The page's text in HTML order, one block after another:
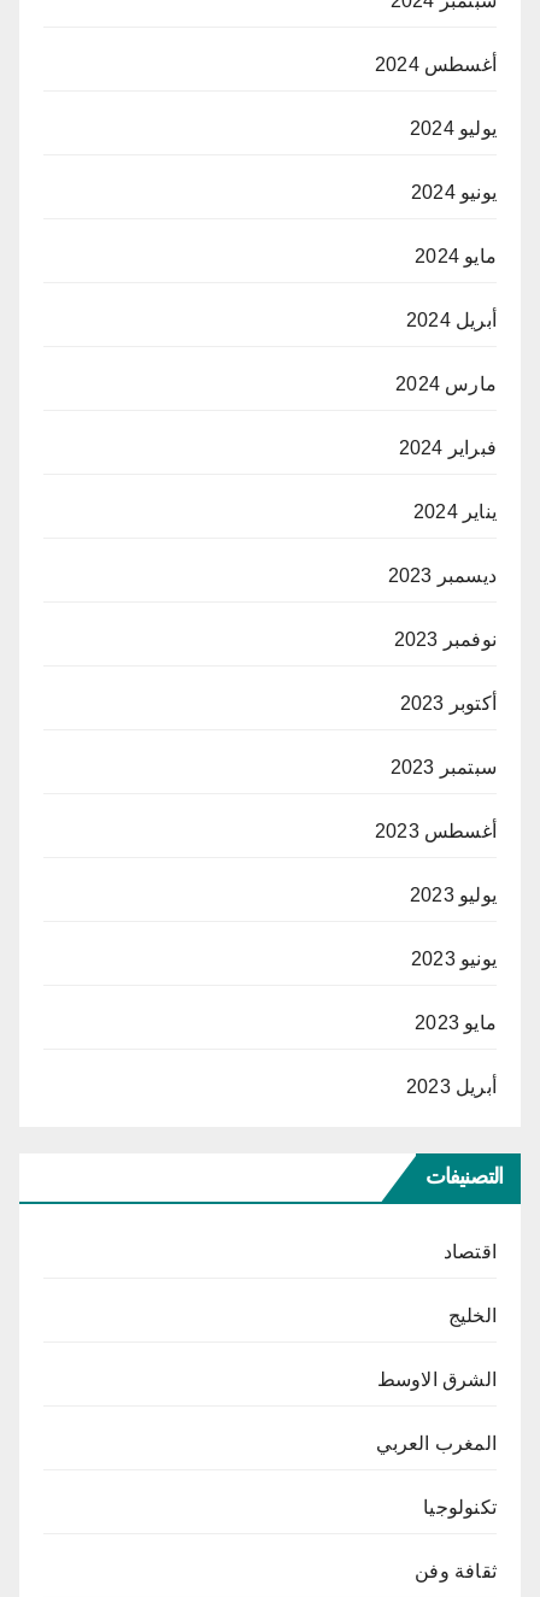
أغسطس 2024
يوليو 2024
يونيو 2024
مايو 2024
أبريل 2024
مارس 2024
فبراير 2024
يناير 2024
ديسمبر 2023
نوفمبر 2023
أكتوبر 2023
سبتمبر 2023
أغسطس 2023
يوليو 2023
يونيو 2023
مايو 2023
أبريل 2023
التصنيفات
اقتصاد
الخليج
الشرق الاوسط
المغرب العربي
تكنولوجيا
ثقافة وفن